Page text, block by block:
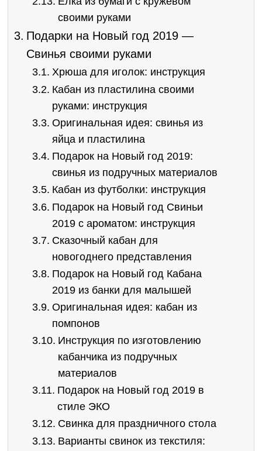
своими руками
Подарки на Новый год 2019 —
Свинья своими руками
Хрюша для иголок: инструкция
Кабан из пластилина своими
руками: инструкция
Оригинальная идея: свинья из
яйца и пластилина
Подарок на Новый год 2019:
свинья из подручных материалов
Кабан из футболки: инструкция
Подарок на Новый год Свиньи
2019 с ароматом: инструкция
Сказочный кабан для
новогоднего представления
Подарок на Новый год Кабана
2019 из банки для малышей
Оригинальная идея: кабан из
помпонов
Инструкция по изготовлению
кабанчика из подручных
материалов
Подарок на Новый год 2019 в
стиле ЭКО
Свинка для праздничного стола
Варианты свинок из текстиля: